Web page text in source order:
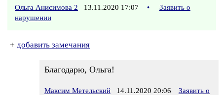
Ольга Анисимова 2 13.11.2020 17:07 •
Заявить о
нарушении
+ добавить замечания
Благодарю, Ольга!
Максим Метельский 14.11.2020 20:06
Заявить о